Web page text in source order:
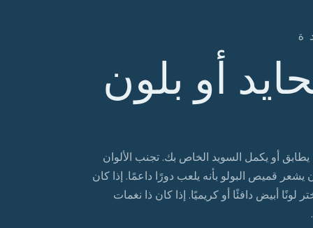
أو بلون
يطابق أو يكمل السويد الخاص بك. تجنب الألوان
قميص البولو بأنه يلعب دورًا داعمًا. إذا كان
لونًا أبيض دافئًا أو كريميًا. إذا كان ذا نغمات